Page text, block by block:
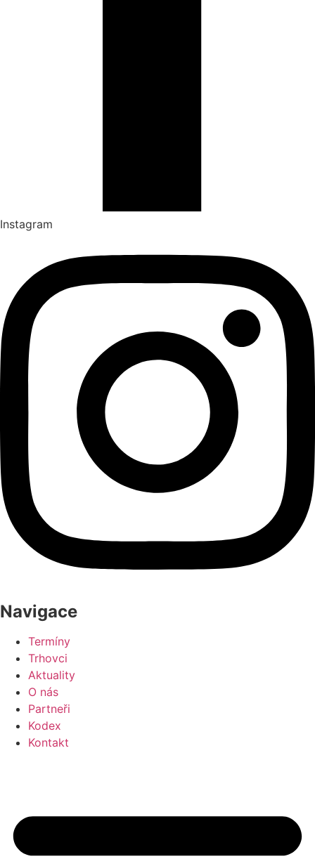
Navigace
Termíny
Trhovci
Aktuality
Partneři
Kodex
Kontakt